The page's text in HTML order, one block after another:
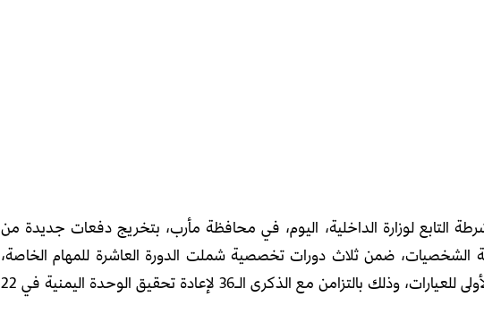
التابع لوزارة الداخلية، اليوم، في محافظة مأرب، بتخريج دفعات جديدة من
ضمن ثلاث دورات تخصصية شملت الدورة العاشرة للمهام الخاصة،
والسابعة للمهارات الأساسية، والأولى للعيارات، وذلك بالتزامن مع الذكرى الـ36 لإعادة تحقيق الوحدة اليمنية في 22